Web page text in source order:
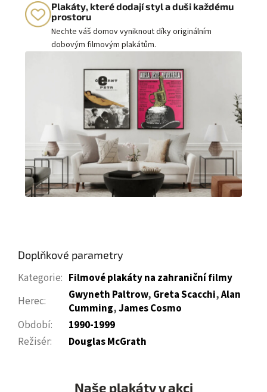
Plakáty, které dodají styl a duši každému
prostoru
Nechte váš domov vyniknout díky originálním
dobovým filmovým plakátům.
Doplňkové parametry
Kategorie: Filmové plakáty na zahraniční filmy
Herec: Gwyneth Paltrow, Greta Scacchi,Alan
Cumming,James Cosmo
Období:
1990-1999
Režisér: Douglas McGrath
Naše plakáty v akci